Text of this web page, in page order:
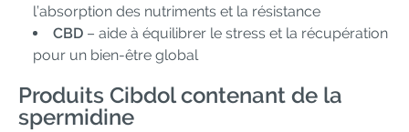
l’absorption des nutriments et la résistance
CBD – aide à équilibrer le stress et la récupération
pour un bien-être global
Produits Cibdol contenant de la
spermidine